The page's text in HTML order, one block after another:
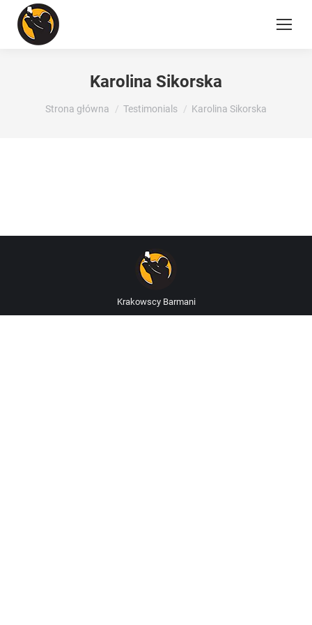
Karolina Sikorska
Jesteś tutaj:
Strona główna Testimonials Karolina Sikorska
Krakowscy Barmani